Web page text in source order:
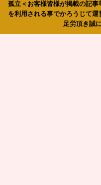
孤立＜お客様皆様が掲載の記
を利用される事でかろうじて
足労頂き誠